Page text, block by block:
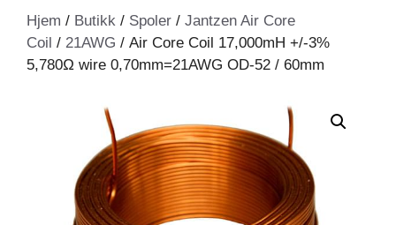
Hjem / Butikk / Spoler / Jantzen Air Core
Coil / 21AWG / Air Core Coil 17,000mH +/-3%
5,780Ω wire 0,70mm=21AWG OD-52 / 60mm